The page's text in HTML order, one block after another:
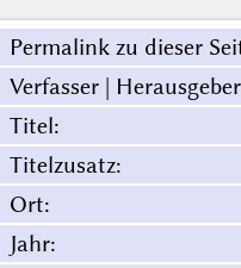
Permalink zu dieser
Verfasser | Herausgeber
Titel:
Titelzusatz:
Ort:
Jahr: